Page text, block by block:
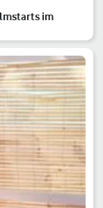
im